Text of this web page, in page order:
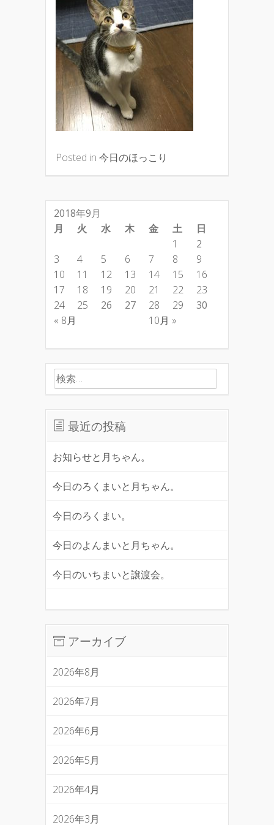
Posted in 今日のほっこり
2018年9月
月
火 水 木 金 土 日
« 8月 10月 »
1
2
3
4 5 6 7 8
9
10
11 12 13 14 15
16
17
18 19 20 21 22
23
24
25 26 27 28 29 30
検索:
最近の投稿
お知らせと月ちゃん。
今日のろくまいと月ちゃん。
今日のろくまい。
今日のよんまいと月ちゃん。
今日のいちまいと譲渡会。
アーカイブ
2026年8月
2026年7月
2026年6月
2026年5月
2026年4月
2026年3月